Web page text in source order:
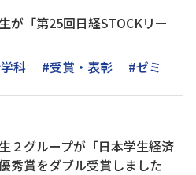
が「第25回日経STOCKリー
科 #受賞・表彰 #ゼミ
２グループが「日本学生経済
秀賞をダブル受賞しました